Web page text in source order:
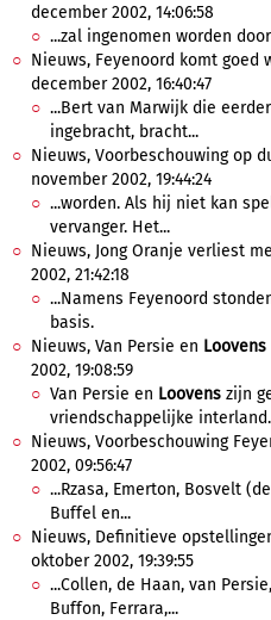
december 2002, 14:06:58
...zal ingenomen worden
Nieuws, Feyenoord komt goed
december 2002, 16:40:47
...Bert van Marwijk die
ingebracht, bracht...
Nieuws, Voorbeschouwing op
november 2002, 19:44:24
...worden. Als hij niet kan
vervanger. Het...
Nieuws, Jong Oranje verliest
2002, 21:42:18
...Namens Feyenoord
basis.
Nieuws, Van Persie en Loovens
2002, 19:08:59
Van Persie en Loovens zijn
vriendschappelijke
Nieuws, Voorbeschouwing
2002, 09:56:47
...Rzasa, Emerton, Bosvelt
Buffel en...
Nieuws, Definitieve
oktober 2002, 19:39:55
...Collen, de Haan, van
Buffon, Ferrara,...